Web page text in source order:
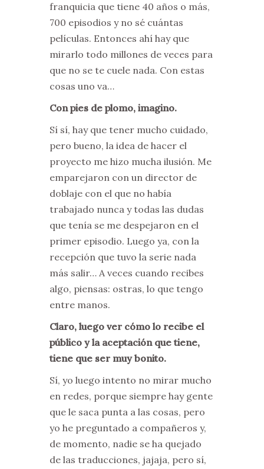
franquicia que tiene 40 años o más,
700 episodios y no sé cuántas
películas. Entonces ahí hay que
mirarlo todo millones de veces para
que no se te cuele nada. Con estas
cosas uno va…
Con pies de plomo, imagino.
Sí sí, hay que tener mucho cuidado,
pero bueno, la idea de hacer el
proyecto me hizo mucha ilusión. Me
emparejaron con un director de
doblaje con el que no había
trabajado nunca y todas las dudas
que tenía se me despejaron en el
primer episodio. Luego ya, con la
recepción que tuvo la serie nada
más salir… A veces cuando recibes
algo, piensas: ostras, lo que tengo
entre manos.
Claro, luego ver cómo lo recibe el
público y la aceptación que tiene,
tiene que ser muy bonito.
Sí, yo luego intento no mirar mucho
en redes, porque siempre hay gente
que le saca punta a las cosas, pero
yo he preguntado a compañeros y,
de momento, nadie se ha quejado
de las traducciones, jajaja, pero sí,